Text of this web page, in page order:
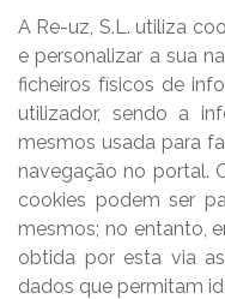
A Re-uz, S.L. utiliza
e personalizar a sua
ficheiros físicos de
utilizador, sendo a
mesmos usada para
navegação no portal.
cookies podem ser
mesmos; no entanto,
obtida por esta via
dados que permitam